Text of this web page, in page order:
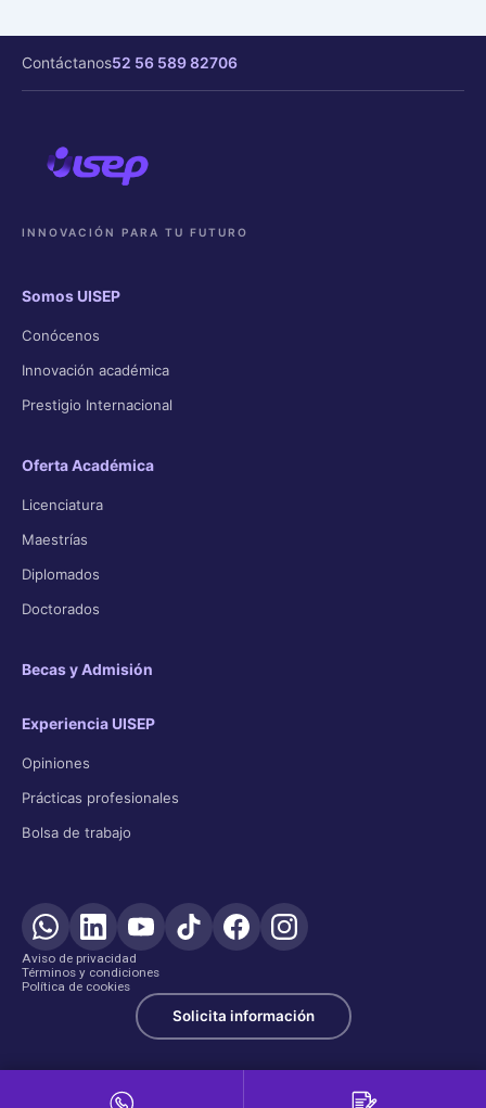
Contáctanos52 56 589 82706
INNOVACIÓN PARA TU FUTURO
Somos UISEP
Conócenos
Innovación académica
Prestigio Internacional
Oferta Académica
Licenciatura
Maestrías
Diplomados
Doctorados
Becas y Admisión
Experiencia UISEP
Opiniones
Prácticas profesionales
Bolsa de trabajo
Aviso de privacidad
Términos y condiciones
Política de cookies
Solicita información